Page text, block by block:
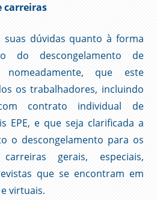
carreiras
suas dúvidas quanto à forma
do descongelamento de
nomeadamente, que este
os trabalhadores, incluindo
contrato individual de
EPE, e que seja clarificada a
o descongelamento para os
gerais, especiais,
que se encontram em
virtuais.